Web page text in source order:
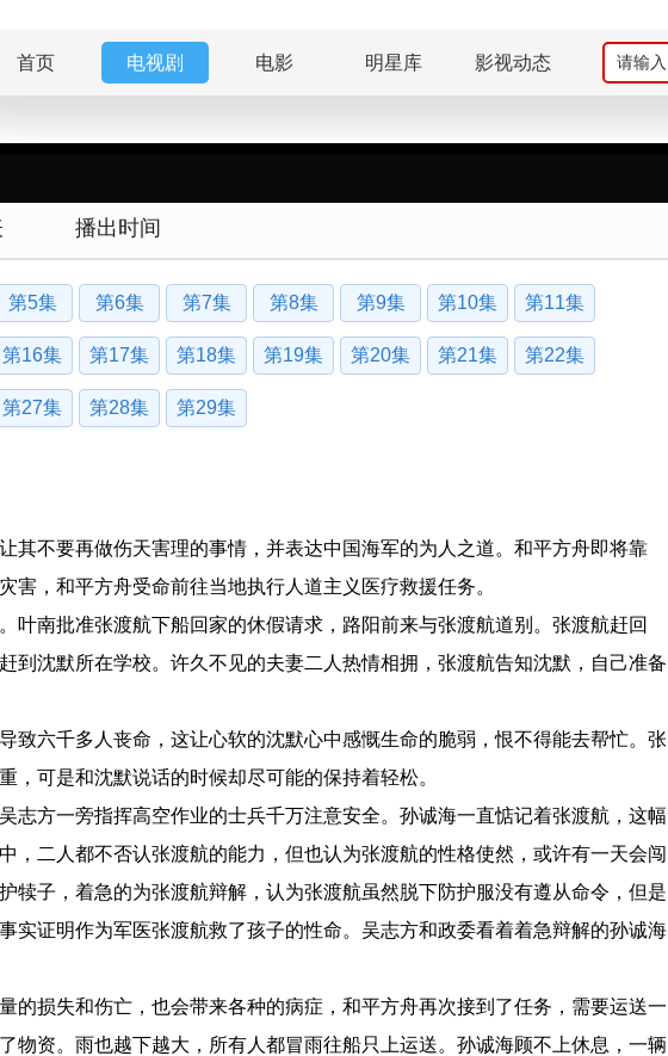
首页 电视剧 电影 明星库 影视动态
播出时间
第5集 第6集 第7集 第8集 第9集 第10集 第11集
第16集 第17集 第18集 第19集 第20集 第21集 第22集
第27集 第28集 第29集
不要再做伤天害理的事情，并表达中国海军的为人之道。和平方舟即将靠
害，和平方舟受命前往当地执行人道主义医疗救援任务。
南批准张渡航下船回家的休假请求，路阳前来与张渡航道别。张渡航赶回
到沈默所在学校。许久不见的夫妻二人热情相拥，张渡航告知沈默，自己准备
六千多人丧命，这让心软的沈默心中感慨生命的脆弱，恨不得能去帮忙。张
，可是和沈默说话的时候却尽可能的保持着轻松。
方一旁指挥高空作业的士兵千万注意安全。孙诚海一直惦记着张渡航，这幅
，二人都不否认张渡航的能力，但也认为张渡航的性格使然，或许有一天会闯
犊子，着急的为张渡航辩解，认为张渡航虽然脱下防护服没有遵从命令，但是
实证明作为军医张渡航救了孩子的性命。吴志方和政委看着着急辩解的孙诚海
损失和伤亡，也会带来各种的病症，和平方舟再次接到了任务，需要运送一
物资。雨也越下越大，所有人都冒雨往船只上运送。孙诚海顾不上休息，一辆